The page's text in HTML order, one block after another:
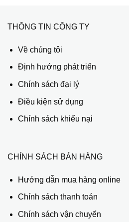
THÔNG TIN CÔNG TY
Về chúng tôi
Định hướng phát triển
Chính sách đại lý
Điều kiện sử dụng
Chính sách khiếu nại
CHÍNH SÁCH BÁN HÀNG
Hướng dẫn mua hàng online
Chính sách thanh toán
Chính sách vận chuyển